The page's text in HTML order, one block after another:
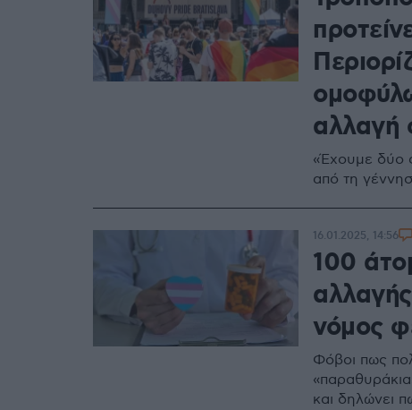
αλλαγή
«Έχουμε δύο
από τη
100
νόμος
Φόβοι πως
και δηλώνει
16.01.2025, 14:56